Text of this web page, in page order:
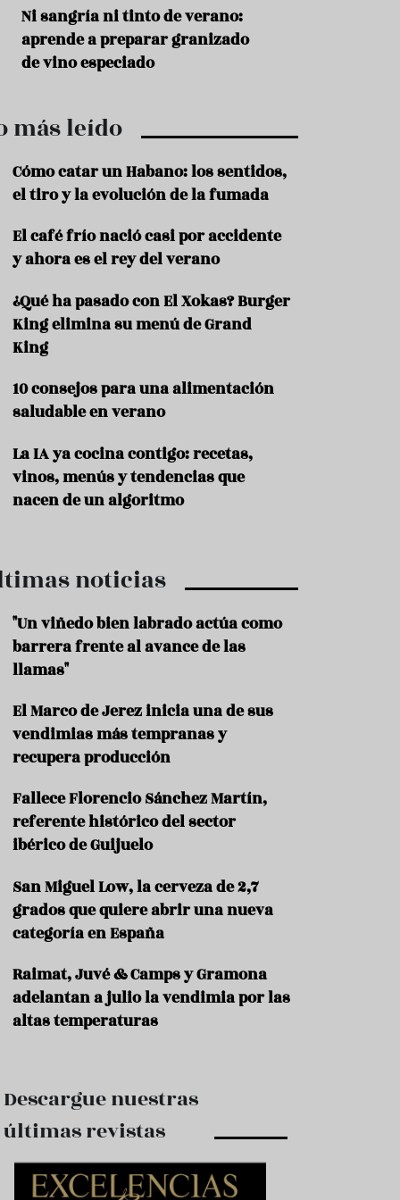
t
o
m
R
e
S
u
d
o
d
n
e
r
a
n
s
F
n
Ni sangría ni tinto de verano:
aprende a preparar granizado
de vino especiado
más leído
Cómo catar un Habano: los sentidos,
el tiro y la evolución de la fumada
El café frío nació casi por accidente
y ahora es el rey del verano
¿Qué ha pasado con El Xokas? Burger
King elimina su menú de Grand
King
10 consejos para una alimentación
saludable en verano
La IA ya cocina contigo: recetas,
vinos, menús y tendencias que
nacen de un algoritmo
noticias
"Un viñedo bien labrado actúa como
barrera frente al avance de las
llamas"
El Marco de Jerez inicia una de sus
vendimias más tempranas y
recupera producción
Fallece Florencio Sánchez Martín,
referente histórico del sector
ibérico de Guijuelo
San Miguel Low, la cerveza de 2,7
grados que quiere abrir una nueva
categoría en España
Raimat, Juvé & Camps y Gramona
adelantan a julio la vendimia por las
altas temperaturas
Descargue nuestras
últimas revistas